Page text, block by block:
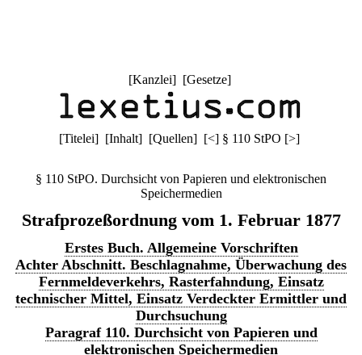
[Kanzlei] [Gesetze]
[Titelei] [Inhalt] [Quellen] [<] § 110 StPO [>]
§ 110 StPO. Durchsicht von Papieren und elektronischen
Speichermedien
Strafprozeßordnung vom 1. Februar 1877
Erstes Buch. Allgemeine Vorschriften
Achter Abschnitt. Beschlagnahme, Überwachung des
Fernmeldeverkehrs, Rasterfahndung, Einsatz
technischer Mittel, Einsatz Verdeckter Ermittler und
Durchsuchung
Paragraf 110. Durchsicht von Papieren und
elektronischen Speichermedien